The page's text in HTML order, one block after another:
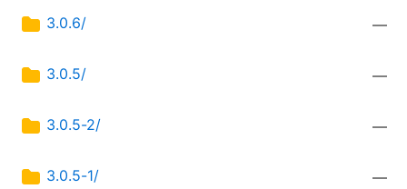
3.0.6/ —
3.0.5/ —
3.0.5-2/ —
3.0.5-1/ —